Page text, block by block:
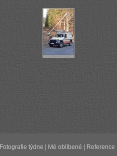
Fotografie týdne Mé oblíbené Reference